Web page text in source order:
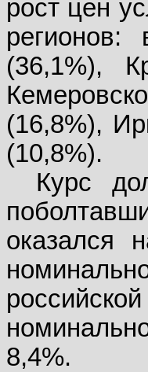
рост цен
(36,1%),
(16,8%),
(10,8%).
Курс
оказался
8,4%.